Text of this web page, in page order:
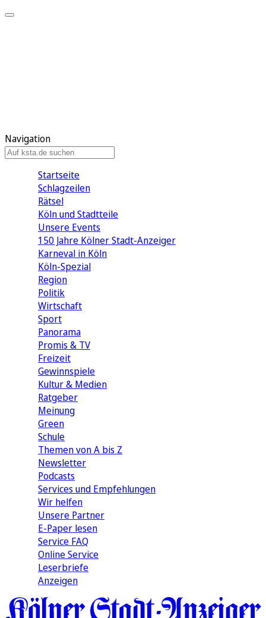
Navigation
Startseite
Schlagzeilen
Rätsel
Köln und Stadtteile
Unsere Events
150 Jahre Kölner Stadt-Anzeiger
Karneval in Köln
Köln-Spezial
Region
Politik
Wirtschaft
Sport
Panorama
Promis & TV
Freizeit
Gewinnspiele
Kultur & Medien
Ratgeber
Meinung
Green
Schule
Themen von A bis Z
Newsletter
Podcasts
Services und Empfehlungen
Wir helfen
Unsere Partner
E-Paper lesen
Service FAQ
Online Service
Leserbriefe
Anzeigen